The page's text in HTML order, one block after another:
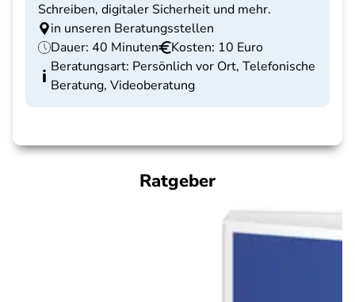
Schreiben, digitaler Sicherheit und mehr.
in unseren Beratungsstellen
Dauer: 40 Minuten
Kosten: 10 Euro
Beratungsart: Persönlich vor Ort, Telefonische
Beratung, Videoberatung
Ratgeber